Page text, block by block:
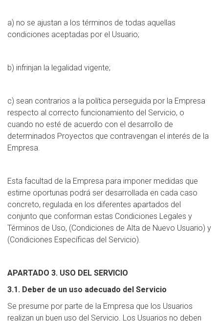
a) no se ajustan a los términos de todas aquellas
condiciones aceptadas por el Usuario;
b) infrinjan la legalidad vigente;
c) sean contrarios a la política perseguida por la Empresa
respecto al correcto funcionamiento del Servicio, o
cuando no esté de acuerdo con el desarrollo de
determinados Proyectos que contravengan el interés de la
Empresa.
Esta facultad de la Empresa para imponer medidas que
estime oportunas podrá ser desarrollada en cada caso
concreto, regulada en los diferentes apartados del
conjunto que conforman estas Condiciones Legales y
Términos de Uso, (Condiciones de Alta de Nuevo Usuario) y
(Condiciones Específicas del Servicio).
APARTADO 3. USO DEL SERVICIO
3.1. Deber de un uso adecuado del Servicio
Se presume por parte de la Empresa que los Usuarios
realizan un buen uso del Servicio. Los Usuarios no deben